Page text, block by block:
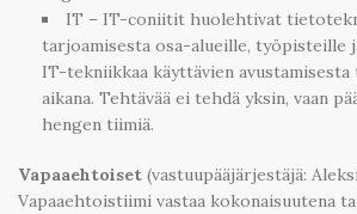
IT – IT-coniitit huolehtivat
tarjoamisesta osa-alueille, työpisteille
IT-tekniikkaa käyttävien avustamisesta
aikana. Tehtävää ei tehdä yksin, vaan
hengen tiimiä.
Vapaaehtoiset (vastuupääjärjestäjä:
Vapaaehtoistiimi vastaa kokonaisuutena